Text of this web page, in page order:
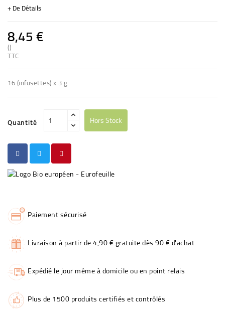
+ De Détails
8,45 €
()
TTC
16 (infusettes) x 3 g
Quantité Hors Stock
Paiement sécurisé
Livraison à partir de 4,90 € gratuite dès 90 € d'achat
Expédié le jour même à domicile ou en point relais
Plus de 1500 produits certifiés et contrôlés